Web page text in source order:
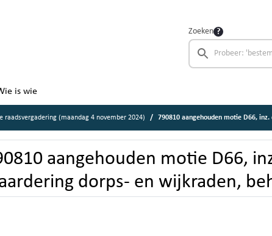
Zoeken
is wie
raadsvergadering (maandag 4 november 2024) 790810 aangehouden motie D66, inz. extra
aangehouden motie D66,
dorps- en wijkraden,